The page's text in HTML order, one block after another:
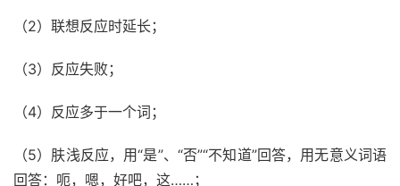
（2）联想反应时延长；
（3）反应失败；
（4）反应多于一个词；
（5）肤浅反应，用“是”、“否”“不知道”回答，用无意义词语
回答：呃，嗯，好吧，这……；